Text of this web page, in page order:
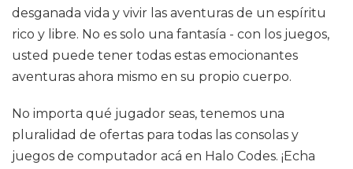
desganada vida y vivir las aventuras de un espíritu
rico y libre. No es solo una fantasía - con los juegos,
usted puede tener todas estas emocionantes
aventuras ahora mismo en su propio cuerpo.
No importa qué jugador seas, tenemos una
pluralidad de ofertas para todas las consolas y
juegos de computador acá en Halo Codes. ¡Echa